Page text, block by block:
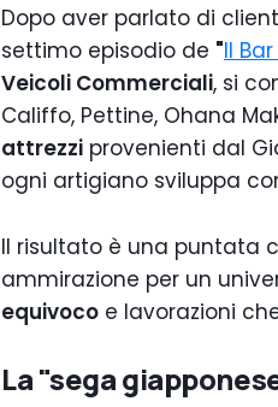
Dopo aver parlato di
settimo episodio de "Il
Veicoli Commerciali, si
Califfo, Pettine, Ohana
attrezzi provenienti dal
ogni artigiano sviluppa
Il risultato è una puntata
ammirazione per un
equivoco e lavorazioni
La "sega